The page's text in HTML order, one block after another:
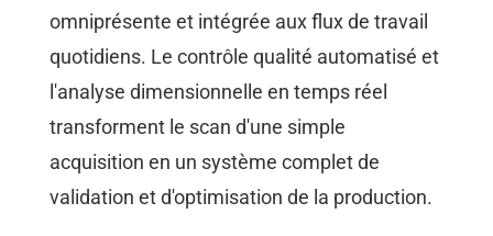
omniprésente et intégrée aux flux de travail
quotidiens. Le contrôle qualité automatisé et
l'analyse dimensionnelle en temps réel
transforment le scan d'une simple
acquisition en un système complet de
validation et d'optimisation de la production.